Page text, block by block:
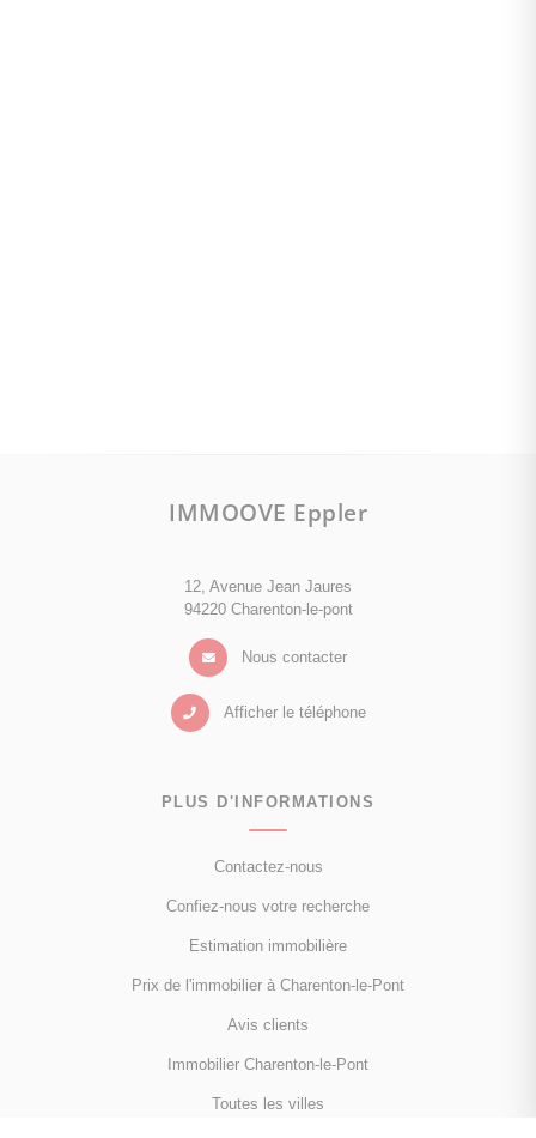
IMMOOVE Eppler
12, Avenue Jean Jaures
94220 Charenton-le-pont
Nous contacter
Afficher le téléphone
PLUS D'INFORMATIONS
Contactez-nous
Confiez-nous votre recherche
Estimation immobilière
Prix de l'immobilier à Charenton-le-Pont
Avis clients
Immobilier Charenton-le-Pont
Toutes les villes